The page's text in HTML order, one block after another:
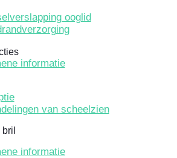
ooglid
informatie
van scheelzien
informatie